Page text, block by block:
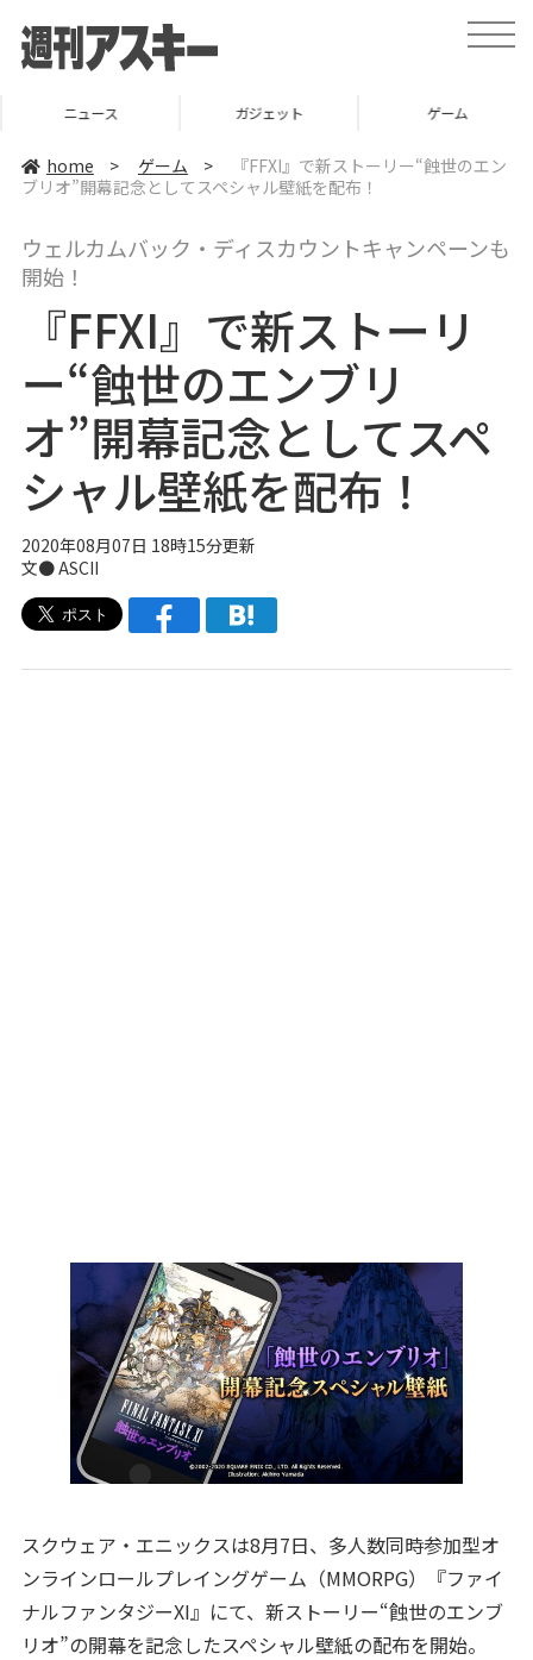
t
o
v
t
ニュース ガジェット ゲーム
home > ゲーム >
『FFXI』で新ストーリー“蝕世のエン
ブリオ”開幕記念としてスペシャル壁紙を配布！
ウェルカムバック・ディスカウントキャンペーンも
開始！
『FFXI』で新ストーリ
ー“蝕世のエンブリ
オ”開幕記念としてスペ
シャル壁紙を配布！
2020年08月07日 18時15分更新
文● ASCII
スクウェア・エニックスは8月7日、多人数同時参加型オ
ンラインロールプレイングゲーム（MMORPG）『ファイ
ナルファンタジーXI』にて、新ストーリー“蝕世のエンブ
リオ”の開幕を記念したスペシャル壁紙の配布を開始。